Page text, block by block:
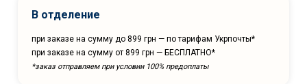
В отделение
при заказе на сумму до 899 грн — по тарифам Укрпочты*
при заказе на сумму от 899 грн — БЕСПЛАТНО*
*заказ отправляем при условии 100% предоплаты